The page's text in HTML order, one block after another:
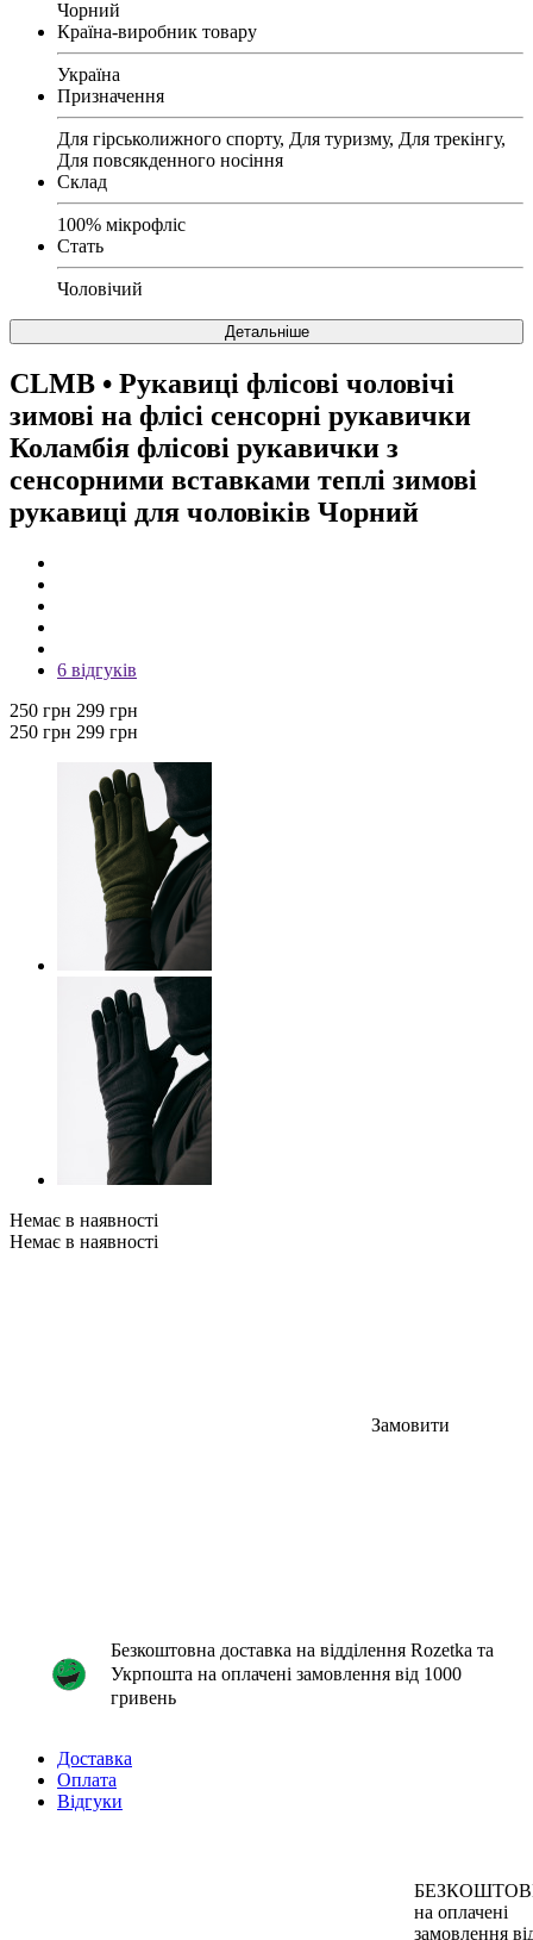
Чорний
Країна-виробник товару
Україна
Призначення
Для гірськолижного спорту, Для туризму, Для трекінгу,
Для повсякденного носіння
Склад
100% мікрофліс
Стать
Чоловічий
Детальніше
CLMB • Рукавиці флісові чоловічі
зимові на флісі сенсорні рукавички
Коламбія флісові рукавички з
сенсорними вставками теплі зимові
рукавиці для чоловіків Чорний
6 відгуків
250 грн 299 грн
250 грн 299 грн
Немає в наявності
Немає в наявності
Замовити
Безкоштовна доставка на відділення Rozetka та
Укрпошта на оплачені замовлення від 1000
гривень
Доставка
Оплата
Відгуки
на оплачені
замовлення